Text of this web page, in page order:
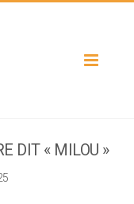
Toggle
DIT « MILOU »